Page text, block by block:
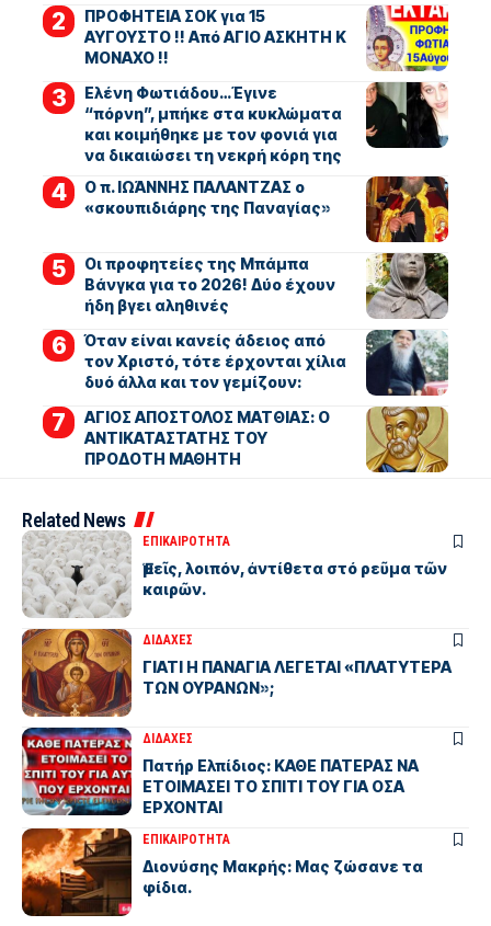
ΠΡΟΦΗΤΕΙΑ ΣΟΚ για 15
ΑΥΓΟΥΣΤΟ !! Από ΑΓΙΟ ΑΣΚΗΤΗ Κ
ΜΟΝΑΧΟ !!
Ελένη Φωτιάδου…Έγινε
“πόρνη”, μπήκε στα κυκλώματα
και κοιμήθηκε με τον φονιά για
να δικαιώσει τη νεκρή κόρη της
Ο π. ΙΩΆΝΝΗΣ ΠΑΛΑΝΤΖΑΣ ο
«σκουπιδιάρης της Παναγίας»
Οι προφητείες της Μπάμπα
Βάνγκα για το 2026! Δύο έχουν
ήδη βγει αληθινές
Όταν είναι κανείς άδειος από
τον Χριστό, τότε έρχονται χίλια
δυό άλλα και τον γεμίζουν:
ΑΓΙΟΣ ΑΠΟΣΤΟΛΟΣ ΜΑΤΘΙΑΣ: Ο
ΑΝΤΙΚΑΤΑΣΤΑΤΗΣ ΤΟΥ
ΠΡΟΔΟΤΗ ΜΑΘΗΤΗ
Related News
ΕΠΙΚΑΙΡΟΤΗΤΑ
Ἐμεῖς, λοιπόν, ἀντίθετα στό ρεῦμα τῶν
καιρῶν.
ΔΙΔΑΧΕΣ
ΓΙΑΤΙ Η ΠΑΝΑΓΙΑ ΛΕΓΕΤΑΙ «ΠΛΑΤΥΤΕΡΑ
ΤΩΝ ΟΥΡΑΝΩΝ»;
ΔΙΔΑΧΕΣ
Πατήρ Ελπίδιος: ΚΑΘΕ ΠΑΤΕΡΑΣ ΝΑ
ΕΤΟΙΜΑΣΕΙ ΤΟ ΣΠΙΤΙ ΤΟΥ ΓΙΑ ΟΣΑ
ΕΡΧΟΝΤΑΙ
ΕΠΙΚΑΙΡΟΤΗΤΑ
Διονύσης Μακρής: Μας ζώσανε τα
φίδια.